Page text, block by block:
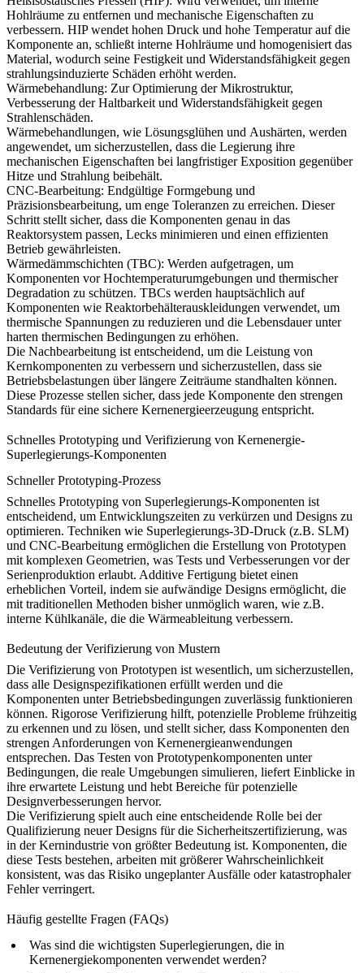
Hohlräume zu entfernen und mechanische Eigenschaften zu
verbessern. HIPwendet hohen Druck und hohe Temperatur auf die
Komponente an, schließt interne Hohlräume und homogenisiert das
Material, wodurch seine Festigkeit und Widerstandsfähigkeit gegen
strahlungsinduzierte Schäden erhöht werden.
Wärmebehandlung: Zur Optimierung der Mikrostruktur,
Verbesserung der Haltbarkeit und Widerstandsfähigkeit gegen
Strahlenschäden.
Wärmebehandlungen, wie Lösungsglühen und Aushärten, werden
angewendet, um sicherzustellen, dass die Legierung ihre
mechanischen Eigenschaften bei langfristiger Exposition gegenüber
Hitze und Strahlung beibehält.
CNC-Bearbeitung: Endgültige Formgebung und
Präzisionsbearbeitung, um enge Toleranzen zu erreichen. Dieser
Schritt stellt sicher, dass die Komponenten genau in das
Reaktorsystem passen, Lecks minimieren und einen effizienten
Betrieb gewährleisten.
Wärmedämmschichten (TBC): Werden aufgetragen, um
Komponenten vor Hochtemperaturumgebungen und thermischer
Degradation zu schützen. TBCs werden hauptsächlich auf
Komponenten wie Reaktorbehälterauskleidungen verwendet, um
thermische Spannungen zu reduzieren und die Lebensdauer unter
harten thermischen Bedingungen zu erhöhen.
Die Nachbearbeitung ist entscheidend, um die Leistung von
Kernkomponenten zu verbessern und sicherzustellen, dass sie
Betriebsbelastungen über längere Zeiträume standhalten können.
Diese Prozesse stellen sicher, dass jede Komponente den strengen
Standards für eine sichere Kernenergieerzeugung entspricht.
Schnelles Prototyping und Verifizierung von Kernenergie-
Superlegierungs-Komponenten
Schneller Prototyping-Prozess
Schnelles Prototyping von Superlegierungs-Komponenten ist
entscheidend, um Entwicklungszeiten zu verkürzen und Designs zu
optimieren. Techniken wie Superlegierungs-3D-Druck (z.B. SLM)
und CNC-Bearbeitung ermöglichen die Erstellung von Prototypen
mit komplexen Geometrien, was Tests und Verbesserungen vor der
Serienproduktion erlaubt. Additive Fertigung bietet einen
erheblichen Vorteil, indem sie aufwändige Designs ermöglicht, die
mit traditionellen Methoden bisher unmöglich waren, wie z.B.
interne Kühlkanäle, die die Wärmeableitung verbessern.
Bedeutung der Verifizierung von Mustern
Die Verifizierung von Prototypen ist wesentlich, um sicherzustellen,
dass alle Designspezifikationen erfüllt werden und die
Komponenten unter Betriebsbedingungen zuverlässig funktionieren
können. Rigorose Verifizierung hilft, potenzielle Probleme frühzeitig
zu erkennen und zu lösen, und stellt sicher, dass Komponenten den
strengen Anforderungen von Kernenergieanwendungen
entsprechen. Das Testen von Prototypenkomponenten unter
Bedingungen, die reale Umgebungen simulieren, liefert Einblicke in
ihre erwartete Leistung und hebt Bereiche für potenzielle
Designverbesserungen hervor.
Die Verifizierung spielt auch eine entscheidende Rolle bei der
Qualifizierung neuer Designs für die Sicherheitszertifizierung, was
in der Kernindustrie von größter Bedeutung ist. Komponenten, die
diese Tests bestehen, arbeiten mit größerer Wahrscheinlichkeit
konsistent, was das Risiko ungeplanter Ausfälle oder katastrophaler
Fehler verringert.
Häufig gestellte Fragen (FAQs)
Was sind die wichtigsten Superlegierungen, die in
Kernenergiekomponenten verwendet werden?